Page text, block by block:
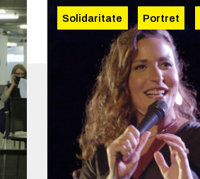
Solidaritate Portret